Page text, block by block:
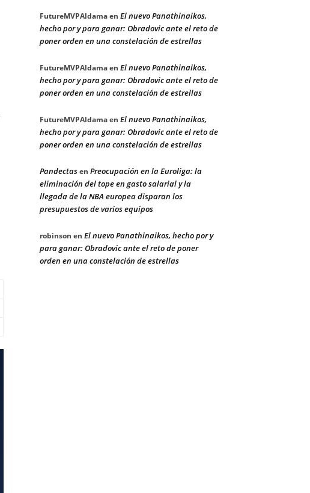
FutureMVPAldamaen El nuevo Panathinaikos,
hecho por y para ganar: Obradovic ante el reto de
poner orden en una constelación de estrellas
FutureMVPAldamaen El nuevo Panathinaikos,
hecho por y para ganar: Obradovic ante el reto de
poner orden en una constelación de estrellas
FutureMVPAldamaen El nuevo Panathinaikos,
hecho por y para ganar: Obradovic ante el reto de
poner orden en una constelación de estrellas
Pandectasen Preocupación en la Euroliga: la
eliminación del tope en gasto salarial y la
llegada de la NBA europea disparan los
presupuestos de varios equipos
robinson en El nuevo Panathinaikos, hecho por y
para ganar: Obradovic ante el reto de poner
orden en una constelación de estrellas